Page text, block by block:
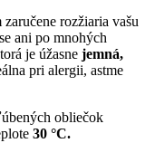
zaručene rozžiaria vašu
ani po mnohých
je úžasne jemná,
pri alergii, astme
obliečok
30 °C.